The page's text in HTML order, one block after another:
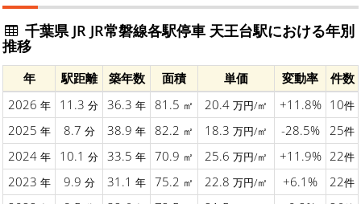
千葉県 JR JR常磐線各駅停車 天王台駅における年別
推移
年 駅距離 築年数 面積 単価 変動率
件数
2026 年 11.3 分 36.3 年 81.5 ㎡ 20.4 万円/㎡ +11.8% 10件
2025 年 8.7 分 38.9 年 82.2 ㎡ 18.3 万円/㎡ -28.5% 25件
2024 年 10.1 分 33.5 年 70.9 ㎡ 25.6 万円/㎡ +11.9% 22件
2023 年 9.9 分 31.1 年 75.2 ㎡ 22.8 万円/㎡ +6.1% 22件